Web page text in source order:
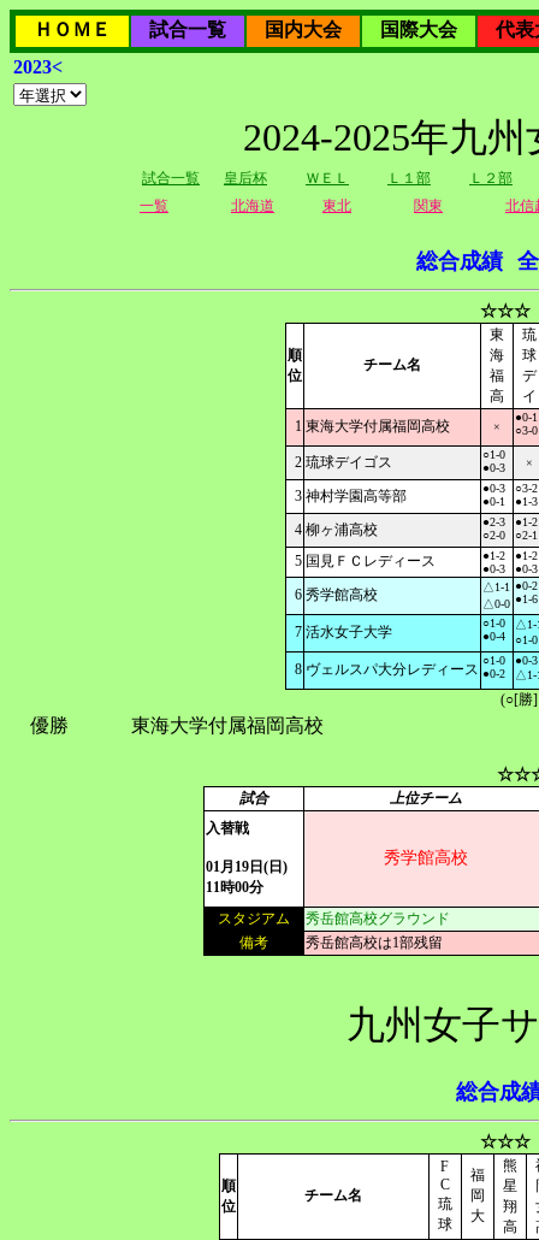
ＨＯＭＥ 試合一覧 国内大会 国際大会
代表
2023<
2024-2025年九
試合一覧 皇后杯 ＷＥＬ Ｌ１部
Ｌ２部
一覧
北海道 東北 関東 北信
総合成績
☆☆☆
順
位
チーム名
東
海
福
高
琉
球
デ
イ
1 東海大学付属福岡高校 ×
●0-1
○3-0
2 琉球デイゴス
○1-0
●0-3
×
3 神村学園高等部
●0-3
●0-1
○3-2
●1-3
4 柳ヶ浦高校
●2-3
○2-0
●1-2
○2-1
5 国見ＦＣレディース
●1-2
●0-3
●1-2
●0-3
6 秀学館高校
△1-1
△0-0
●0-2
●1-6
7 活水女子大学
○1-0
●0-4
△1-
○1-0
8 ヴェルスパ大分レディース
○1-0
●0-2
●0-3
△1-
(○[勝
優勝 東海大学付属福岡高校
試合
上位チーム
入替戦
01月19日(日)
11時00分
秀学館高校
スタジアム
秀岳館高校グラウンド
備考
秀岳館高校は1部残留
九州女子
総合成
☆☆☆
順
位
チーム名
F
C
琉
球
福
岡
大
熊
星
翔
高